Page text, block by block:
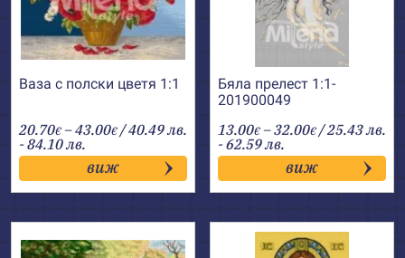
Ваза с полски цветя 1:1
20.70€ –43.00€Price
range:
20.70€
through
43.00€
/ 40.49 лв.
- 84.10 лв.
виж
Бяла прелест 1:1-
201900049
13.00€ –32.00€Price
range:
13.00€
through
32.00€
/ 25.43 лв.
- 62.59 лв.
виж